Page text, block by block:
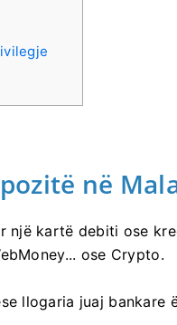
në
një kartë debiti ose
ose Crypto.
llogaria juaj bankare